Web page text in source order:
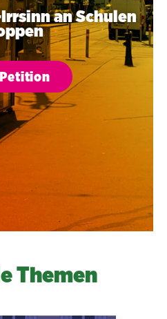
an Schulen
Themen